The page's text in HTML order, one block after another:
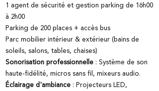
1 agent de sécurité et gestion parking de 16h00
à 2h00
Parking de 200 places + accès bus
Parc mobilier intérieur & extérieur (bains de
soleils, salons, tables, chaises)
Sonorisation professionnelle : Système de son
haute-fidélité, micros sans fil, mixeurs audio.
Éclairage d'ambiance : Projecteurs LED,